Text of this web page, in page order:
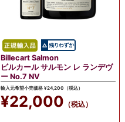
Billecart Salmon
ビルカール サルモン レ ランデヴ
ー No.7 NV
輸入元希望小売価格 ¥24,200（税込）
¥22,000 （税込）